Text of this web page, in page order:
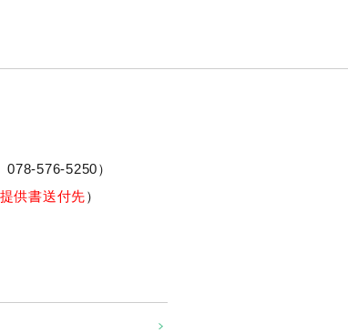
078-576-5250）
供書送付先）